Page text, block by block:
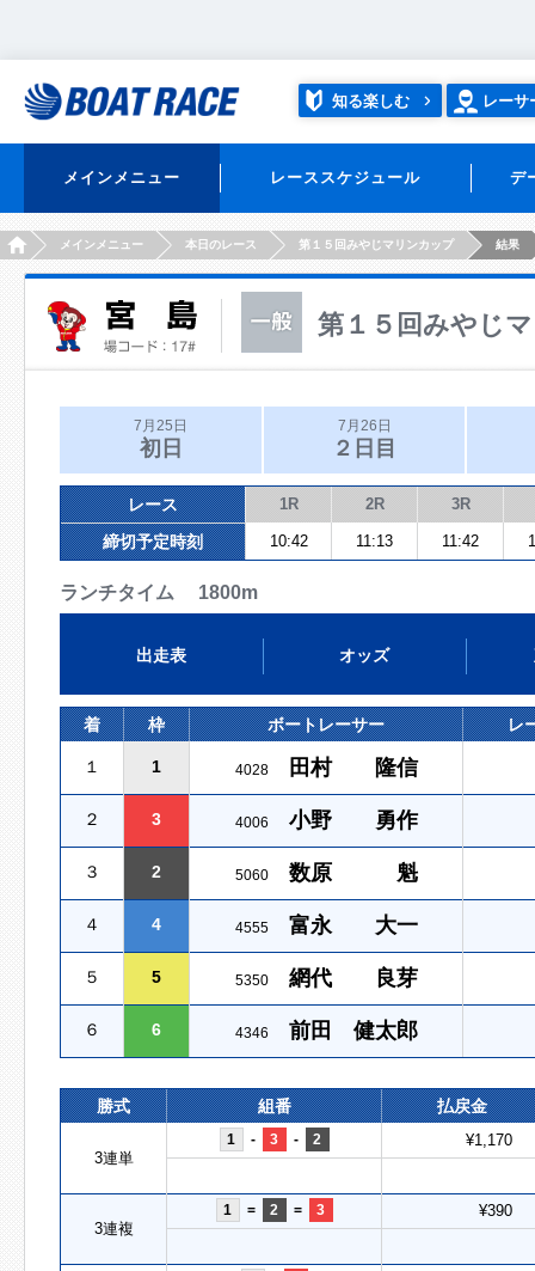
知る楽しむ レーサ
メインメニュー レーススケジュール デ
HOMEメインメニュー 本日のレース 第１５回みやじマリンカップ 結果
第１５回みやじ
7月25日
初日
7月26日
２日目
レース 1R 2R 3R
締切予定時刻 10:42 11:13 11:42
ランチタイム 1800m
出走表 オッズ
着 枠 ボートレーサー レ
１ 1 4028 田村 隆信
２ 3 4006 小野 勇作
３ 2 5060 数原 魁
４ 4 4555 富永 大一
５ 5 5350 網代 良芽
６ 6 4346 前田 健太郎
勝式 組番 払戻金
3連単
1 - 3 - 2 ¥1,170
3連複
1 = 2 = 3 ¥390